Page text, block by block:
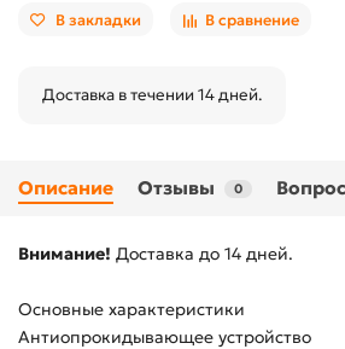
В закладки В сравнение
Доставка в течении 14 дней.
Описание Отзывы 0
Внимание! Доставка до 14 дней.
Основные характеристики
Антиопрокидывающее устройство